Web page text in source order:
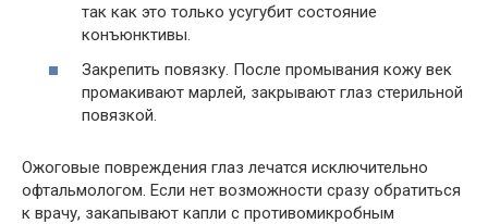
так как это только усугубит состояние
конъюнктивы.
Закрепить повязку. После промывания кожу век
промакивают марлей, закрывают глаз стерильной
повязкой.
Ожоговые повреждения глаз лечатся исключительно
офтальмологом. Если нет возможности сразу обратиться
к врачу, закапывают капли с противомикробным